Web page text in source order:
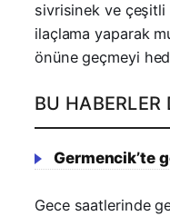
sivrisinek ve çeşitli
ilaçlama yaparak
önüne geçmeyi
BU HABERLER
Germencik’te
Gece saatlerinde